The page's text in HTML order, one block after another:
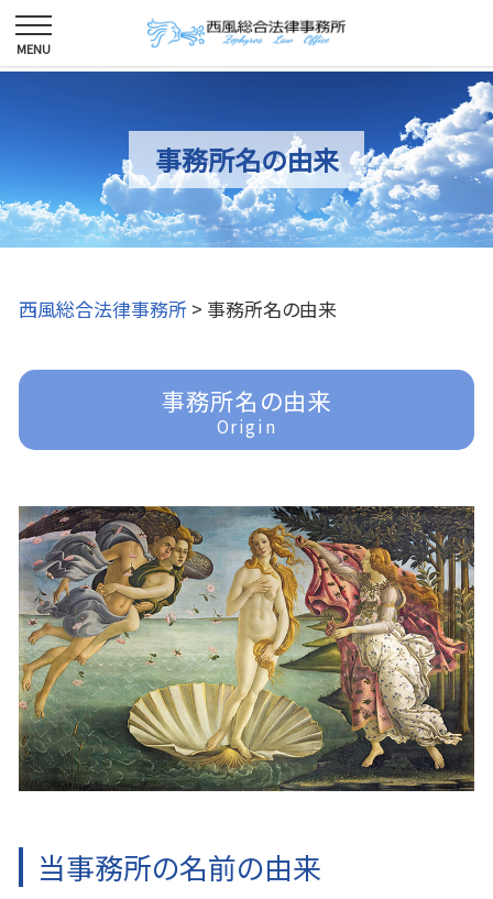
事務所名の由来
西風総合法律事務所 > 事務所名の由来
事務所名の由来
Origin
当事務所の名前の由来